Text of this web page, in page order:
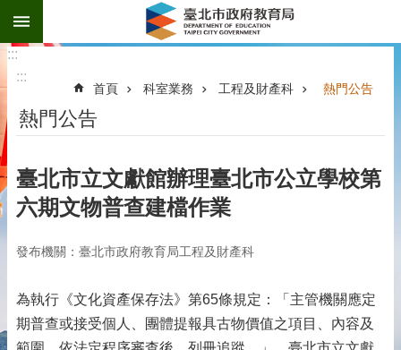
跳到主要內容區塊
:::
:::
首頁 科室業務 工程及財產科 熱門公告
熱門公告
臺北市立文獻館辦理臺北市公立學校第
六期文物普查建檔作業
發布機關：臺北市政府教育局工程及財產科
為執行《文化資產保存法》第65條規定：「主管機關應定
期普查或接受個人、團體提報具古物價值之項目、內容及